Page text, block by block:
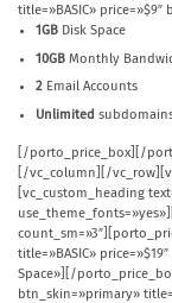
title=»BASIC»
1GBDisk Space
10GBMonthly
2Email Accounts
Unlimited
[/porto_price_box][/
[/vc_column][/
[vc_custom_heading
title=»BASIC»
Space»][/
btn_skin=»primary»